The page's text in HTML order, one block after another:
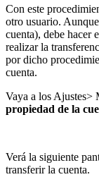
Con este
otro usuario.
cuenta), debe hacer
realizar la
por dicho
cuenta.
Vaya a los Ajustes>
propiedad de la
Verá la siguiente
transferir la cuenta.